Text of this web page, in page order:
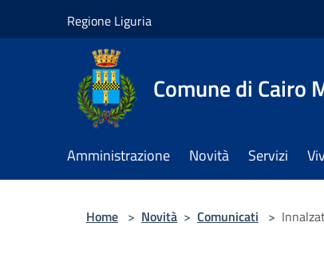
Regione Liguria
Comune di Cairo
Amministrazione Novità Servizi
Home > Novità > Comunicati >